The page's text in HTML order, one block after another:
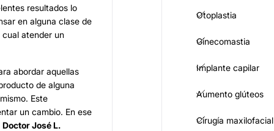
resultados lo
en alguna clase de
atender un
abordar aquellas
de alguna
Este
un cambio. En ese
Doctor José L.
Otoplastia
Ginecomastia
Implante capilar
Aumento glúteos
Cirugía maxilofacial